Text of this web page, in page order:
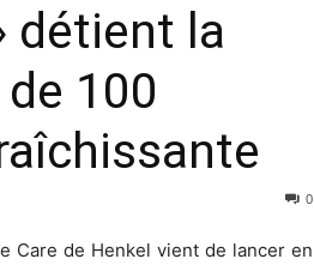
détient la
100
0
Care de Henkel vient de lancer en